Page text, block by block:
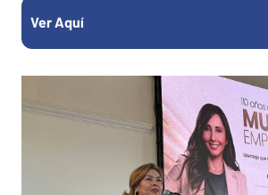
Ver Aquí